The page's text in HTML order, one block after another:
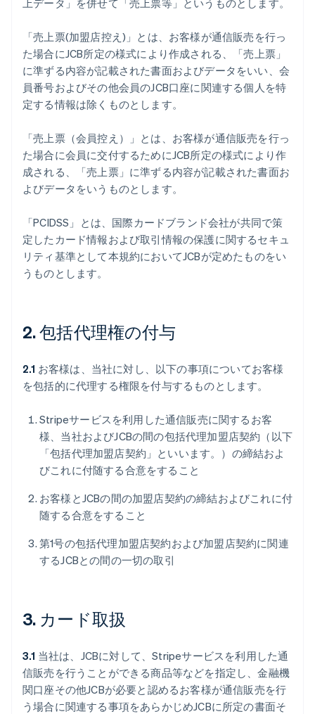
上データ」を併せて「売上票等」というものとします。
「売上票(加盟店控え)」とは、お客様が通信販売を行っ
た場合にJCB所定の様式により作成される、「売上票」
に準ずる内容が記載された書面およびデータをいい、会
員番号およびその他会員のJCB口座に関連する個人を特
定する情報は除くものとします。
「売上票（会員控え）」とは、お客様が通信販売を行っ
た場合に会員に交付するためにJCB所定の様式により作
成される、「売上票」に準ずる内容が記載された書面お
よびデータをいうものとします。
「PCIDSS」とは、国際カードブランド会社が共同で策
定したカード情報および取引情報の保護に関するセキュ
リティ基準として本規約においてJCBが定めたものをい
うものとします。
2. 包括代理権の付与
2.1 お客様は、当社に対し、以下の事項についてお客様
を包括的に代理する権限を付与するものとします。
Stripeサービスを利用した通信販売に関するお客
様、当社およびJCBの間の包括代理加盟店契約（以下
「包括代理加盟店契約」といいます。）の締結およ
びこれに付随する合意をすること
お客様とJCBの間の加盟店契約の締結およびこれに付
随する合意をすること
第1号の包括代理加盟店契約および加盟店契約に関連
するJCBとの間の一切の取引
3. カード取扱
3.1 当社は、JCBに対して、Stripeサービスを利用した通
信販売を行うことができる商品等などを指定し、金融機
関口座その他JCBが必要と認めるお客様が通信販売を行
う場合に関連する事項をあらかじめJCBに所定の書面そ